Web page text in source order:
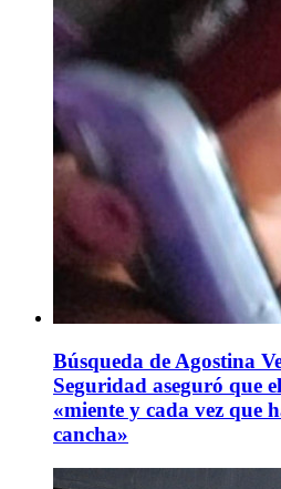
Búsqueda de Agostina
Seguridad aseguró que
«miente y cada vez que
cancha»